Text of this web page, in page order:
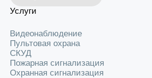
Услуги
Видеонаблюдение
Пультовая охрана
СКУД
Пожарная сигнализация
Охранная сигнализация